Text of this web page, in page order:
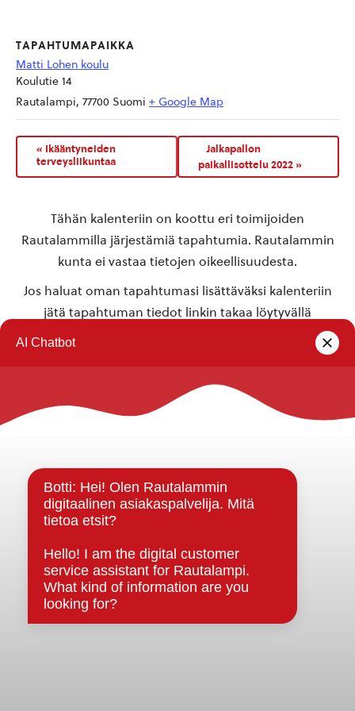
TAPAHTUMAPAIKKA
Matti Lohen koulu
Koulutie 14
Rautalampi, 77700 Suomi + Google Map
« Ikääntyneiden
terveysliikuntaa
Jalkapallon
paikallisottelu 2022»
Tähän kalenteriin on koottu eri toimijoiden
Rautalammilla järjestämiä tapahtumia. Rautalammin
kunta ei vastaa tietojen oikeellisuudesta.
Jos haluat oman tapahtumasi lisättäväksi kalenteriin
jätä tapahtuman tiedot linkin takaa löytyvällä
Rautalammin kunta
Strategiat, ohjelmat, ohjeet, suunnitelmat, säännöt ja
sopimukset
Asiakirjajulkisuuskuvaus
Evästeet
Saavutettavuusseloste
Tietosuoja
Tietosuojaselosteet